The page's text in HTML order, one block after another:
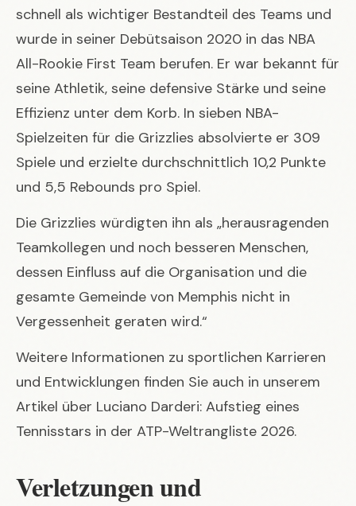
schnell als wichtiger Bestandteil des Teams und
wurde in seiner Debütsaison 2020 in das NBA
All-Rookie First Team berufen. Er war bekannt für
seine Athletik, seine defensive Stärke und seine
Effizienz unter dem Korb. In sieben NBA-
Spielzeiten für die Grizzlies absolvierte er 309
Spiele und erzielte durchschnittlich 10,2 Punkte
und 5,5 Rebounds pro Spiel.
Die Grizzlies würdigten ihn als „herausragenden
Teamkollegen und noch besseren Menschen,
dessen Einfluss auf die Organisation und die
gesamte Gemeinde von Memphis nicht in
Vergessenheit geraten wird.“
Weitere Informationen zu sportlichen Karrieren
und Entwicklungen finden Sie auch in unserem
Artikel über Luciano Darderi: Aufstieg eines
Tennisstars in der ATP-Weltrangliste 2026.
Verletzungen und